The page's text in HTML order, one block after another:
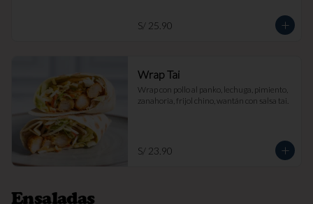
S/ 25.90
Wrap Tai
Wrap con pollo al panko, lechuga, pimiento,
zanahoria, frijol chino, wantán con salsa tai.
S/ 23.90
Ensaladas